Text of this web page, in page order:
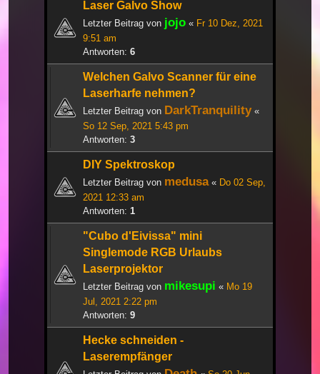
Laser Galvo Show
Letzter Beitrag von jojo « Fr 10 Dez, 2021
9:51 am
Antworten: 6
Welchen Galvo Scanner für eine
Laserharfe nehmen?
Letzter Beitrag von DarkTranquility«
So 12 Sep, 2021 5:43 pm
Antworten: 3
DIY Spektroskop
Letzter Beitrag von medusa« Do 02 Sep,
2021 12:33 am
Antworten: 1
"Cubo d'Eivissa" mini
Singlemode RGB Urlaubs
Laserprojektor
Letzter Beitrag von mikesupi « Mo 19
Jul, 2021 2:22 pm
Antworten: 9
Hecke schneiden -
Laserempfänger